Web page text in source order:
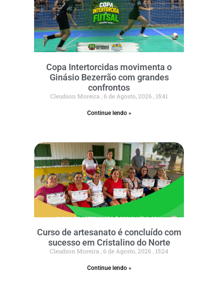
Copa Intertorcidas movimenta o
Ginásio Bezerrão com grandes
confrontos
Cleudson Moreira 6 de Agosto, 2026 15:41
Continue lendo »
Curso de artesanato é concluído com
sucesso em Cristalino do Norte
Cleudson Moreira 6 de Agosto, 2026 15:24
Continue lendo »